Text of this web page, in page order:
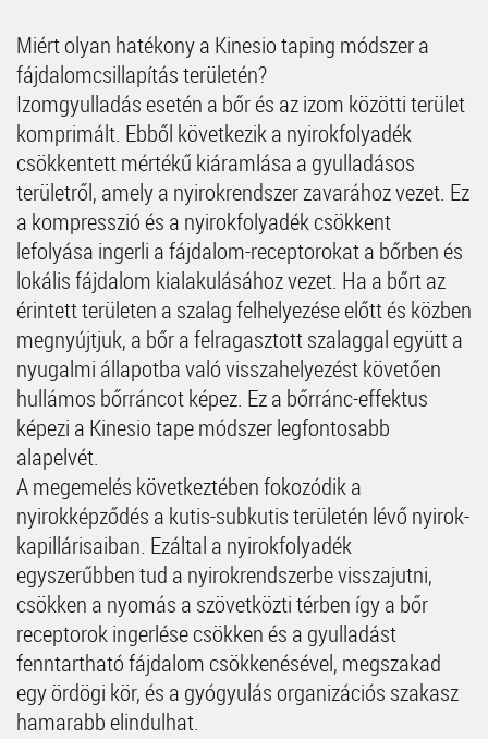
Miért olyan hatékony a Kinesio taping módszer a
fájdalomcsillapítás területén?
Izomgyulladás esetén a bőr és az izom közötti terület
komprimált. Ebből következik a nyirokfolyadék
csökkentett mértékű kiáramlása a gyulladásos
területről, amely a nyirokrendszer zavarához vezet. Ez
a kompresszió és a nyirokfolyadék csökkent
lefolyása ingerli a fájdalom-receptorokat a bőrben és
lokális fájdalom kialakulásához vezet. Ha a bőrt az
érintett területen a szalag felhelyezése előtt és közben
megnyújtjuk, a bőr a felragasztott szalaggal együtt a
nyugalmi állapotba való visszahelyezést követően
hullámos bőrráncot képez. Ez a bőrránc-effektus
képezi a Kinesio tape módszer legfontosabb
alapelvét.
A megemelés következtében fokozódik a
nyirokképződés a kutis-subkutis területén lévő nyirok-
kapillárisaiban. Ezáltal a nyirokfolyadék
egyszerűbben tud a nyirokrendszerbe visszajutni,
csökken a nyomás a szövetközti térben így a bőr
receptorok ingerlése csökken és a gyulladást
fenntartható fájdalom csökkenésével, megszakad
egy ördögi kör, és a gyógyulás organizációs szakasz
hamarabb elindulhat.